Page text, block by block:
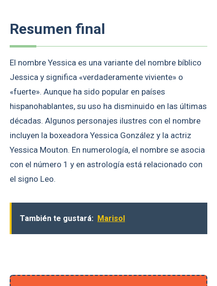
Resumen final
El nombre Yessica es una variante del nombre bíblico
Jessica y significa «verdaderamente viviente» o
«fuerte». Aunque ha sido popular en países
hispanohablantes, su uso ha disminuido en las últimas
décadas. Algunos personajes ilustres con el nombre
incluyen la boxeadora Yessica González y la actriz
Yessica Mouton. En numerología, el nombre se asocia
con el número 1 y en astrología está relacionado con
el signo Leo.
También te gustará: Marisol